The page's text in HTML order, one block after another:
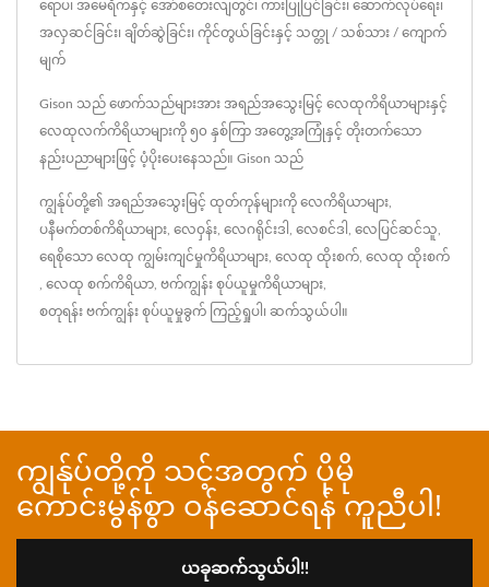
ရောပ၊ အမေရိကနှင့် အော်စတေးလျတွင်၊ ကားပြုပြင်ခြင်း၊ ဆောက်လုပ်ရေး၊
အလှဆင်ခြင်း၊ ချိတ်ဆွဲခြင်း၊ ကိုင်တွယ်ခြင်းနှင့် သတ္တု / သစ်သား / ကျောက်
မျက်
Gison သည် ဖောက်သည်များအား အရည်အသွေးမြင့် လေထုကိရိယာများနှင့်
လေထုလက်ကိရိယာများကို ၅၀ နှစ်ကြာ အတွေ့အကြုံနှင့် တိုးတက်သော
နည်းပညာများဖြင့် ပံ့ပိုးပေးနေသည်။ Gison သည်
ကျွန်ုပ်တို့၏ အရည်အသွေးမြင့် ထုတ်ကုန်များကို လေကိရိယာများ
ပနီမက်တစ်ကိရိယာများ လေဝှန်း လေဂရိုင်းဒါ လေစင်ဒါ လေပြင်ဆင်သူ
ရေစိုသော လေထု ကျွမ်းကျင်မှုကိရိယာများ လေထု ထိုးစက် လေထု ထိုးစက်
လေထု စက်ကိရိယာ ဗက်ကျွန်း စုပ်ယူမှုကိရိယာများ
စတုရန်း ဗက်ကျွန်း စုပ်ယူမှုခွက် ကြည့်ရှုပါ၊ ဆက်သွယ်ပါ ။
ကျွန်ုပ်တို့ကို သင့်အတွက် ပိုမို
ကောင်းမွန်စွာ ဝန်ဆောင်ရန် ကူညီပါ!
ယခုဆက်သွယ်ပါ!!